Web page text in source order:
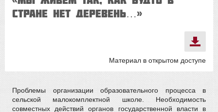
стране нет деревень…»
Материал в открытом доступе
Проблемы организации образовательного процесса в
сельской малокомплектной школе. Необходимость
совместных действий органов государственной власти в